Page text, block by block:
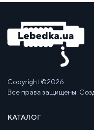
Copyright ©2026
Все права защищены.
КАТАЛОГ